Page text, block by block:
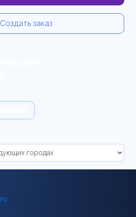
Создать заказ